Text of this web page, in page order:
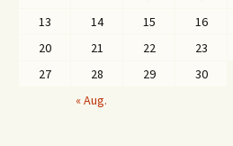
13
14 15 16
20
21 22 23
27
28 29
30
« Aug.